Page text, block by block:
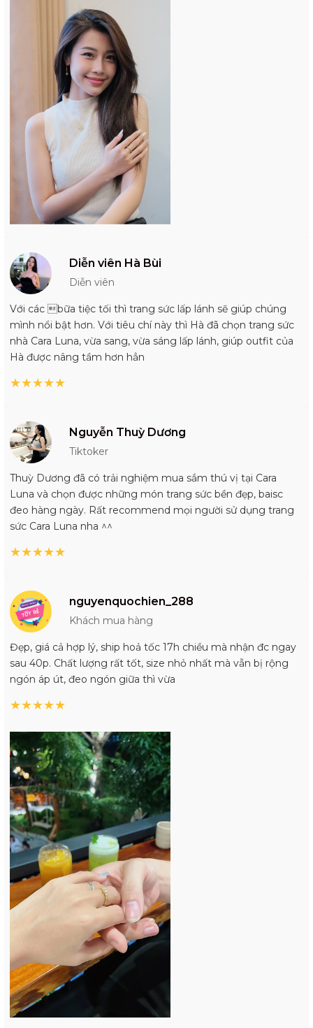
Diễn viên Hà Bùi
Diễn viên
Với các bữa tiệc tối thì trang sức lấp lánh sẽ giúp chúng
mình nổi bật hơn. Với tiêu chí này thì Hà đã chọn trang sức
nhà Cara Luna, vừa sang, vừa sáng lấp lánh, giúp outfit của
Hà được nâng tầm hơn hẳn
★★★★★
Nguyễn Thuỳ Dương
Tiktoker
Thuỳ Dương đã có trải nghiệm mua sắm thú vị tại Cara
Luna và chọn được những món trang sức bền đẹp, baisc
đeo hàng ngày. Rất recommend mọi người sử dụng trang
sức Cara Luna nha ^^
★★★★★
nguyenquochien_288
Khách mua hàng
Đẹp, giá cả hợp lý, ship hoả tốc 17h chiều mà nhận đc ngay
sau 40p. Chất lượng rất tốt, size nhỏ nhất mà vẫn bị rộng
ngón áp út, đeo ngón giữa thì vừa
★★★★★